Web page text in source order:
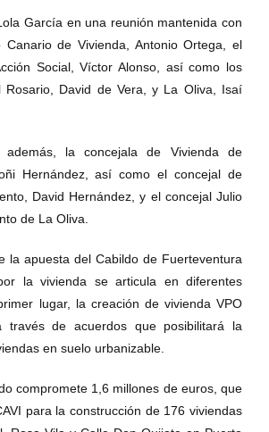
García en una reunión mantenida con
de Vivienda, Antonio Ortega, el
Social, Víctor Alonso, así como los
Rosario, David de Vera, y La Oliva, Isaí
además, la concejala de Vivienda de
Hernández, así como el concejal de
David Hernández, y el concejal Julio
de La Oliva.
la apuesta del Cabildo de Fuerteventura
la vivienda se articula en diferentes
lugar, la creación de vivienda VPO
través de acuerdos que posibilitará la
en suelo urbanizable.
compromete 1,6 millones de euros, que
para la construcción de 176 viviendas